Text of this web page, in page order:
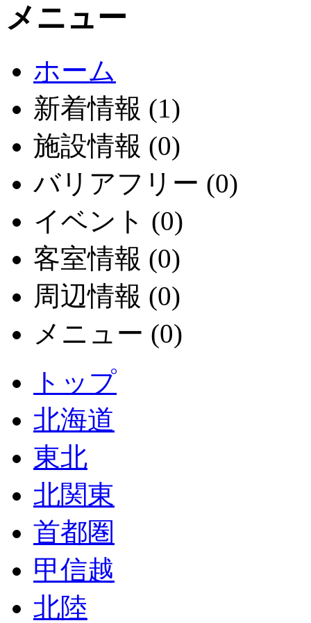
メニュー
ホーム
新着情報 (1)
施設情報 (0)
バリアフリー (0)
イベント (0)
客室情報 (0)
周辺情報 (0)
メニュー (0)
トップ
北海道
東北
北関東
首都圏
甲信越
北陸